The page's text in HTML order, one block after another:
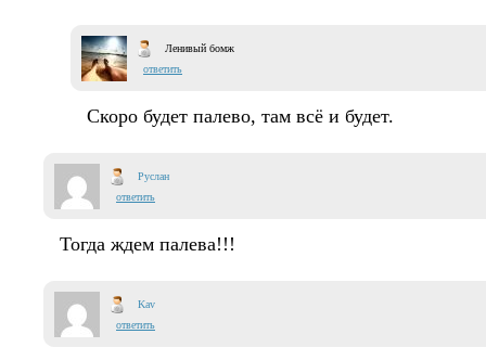
Ленивый бомж
ответить
Скоро будет палево, там всё и будет.
Руслан
ответить
Тогда ждем палева!!!
Kav
ответить